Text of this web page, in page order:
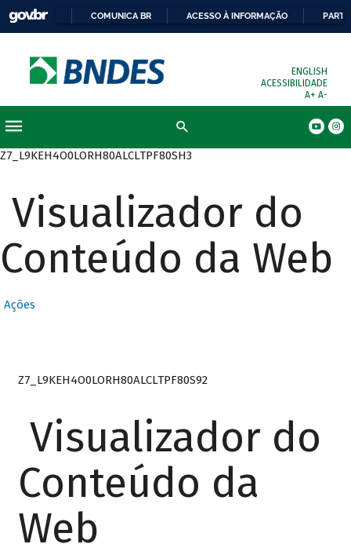
COMUNICA BR ACESSO À INFORMAÇÃO
ENGLISH
ACESSIBILIDADE
A+ A-
Z7_L9KEH4O0LORH80ALCLTPF80SH3
Visualizador do
Conteúdo da Web
Ações
Z7_L9KEH4O0LORH80ALCLTPF80S92
Visualizador do
Conteúdo da
Web